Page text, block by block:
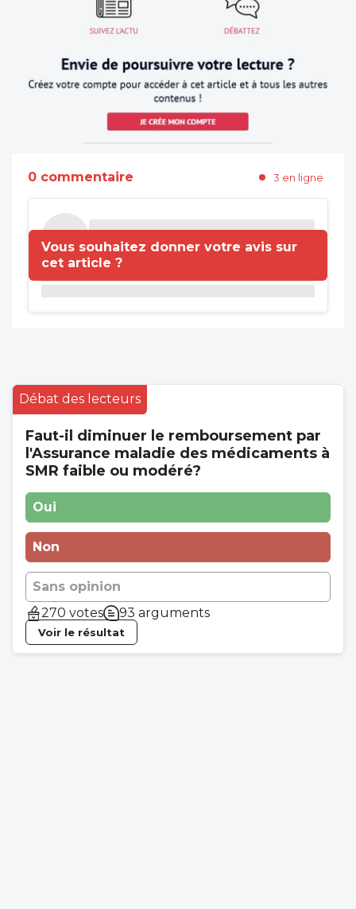
0 commentaire 3 en ligne
Vous souhaitez donner votre avis sur
cet article ?
Débat des lecteurs
Faut-il diminuer le remboursement par
l'Assurance maladie des médicaments à
SMR faible ou modéré?
Oui
Non
Sans opinion
270 votes
93 arguments
Voir le résultat